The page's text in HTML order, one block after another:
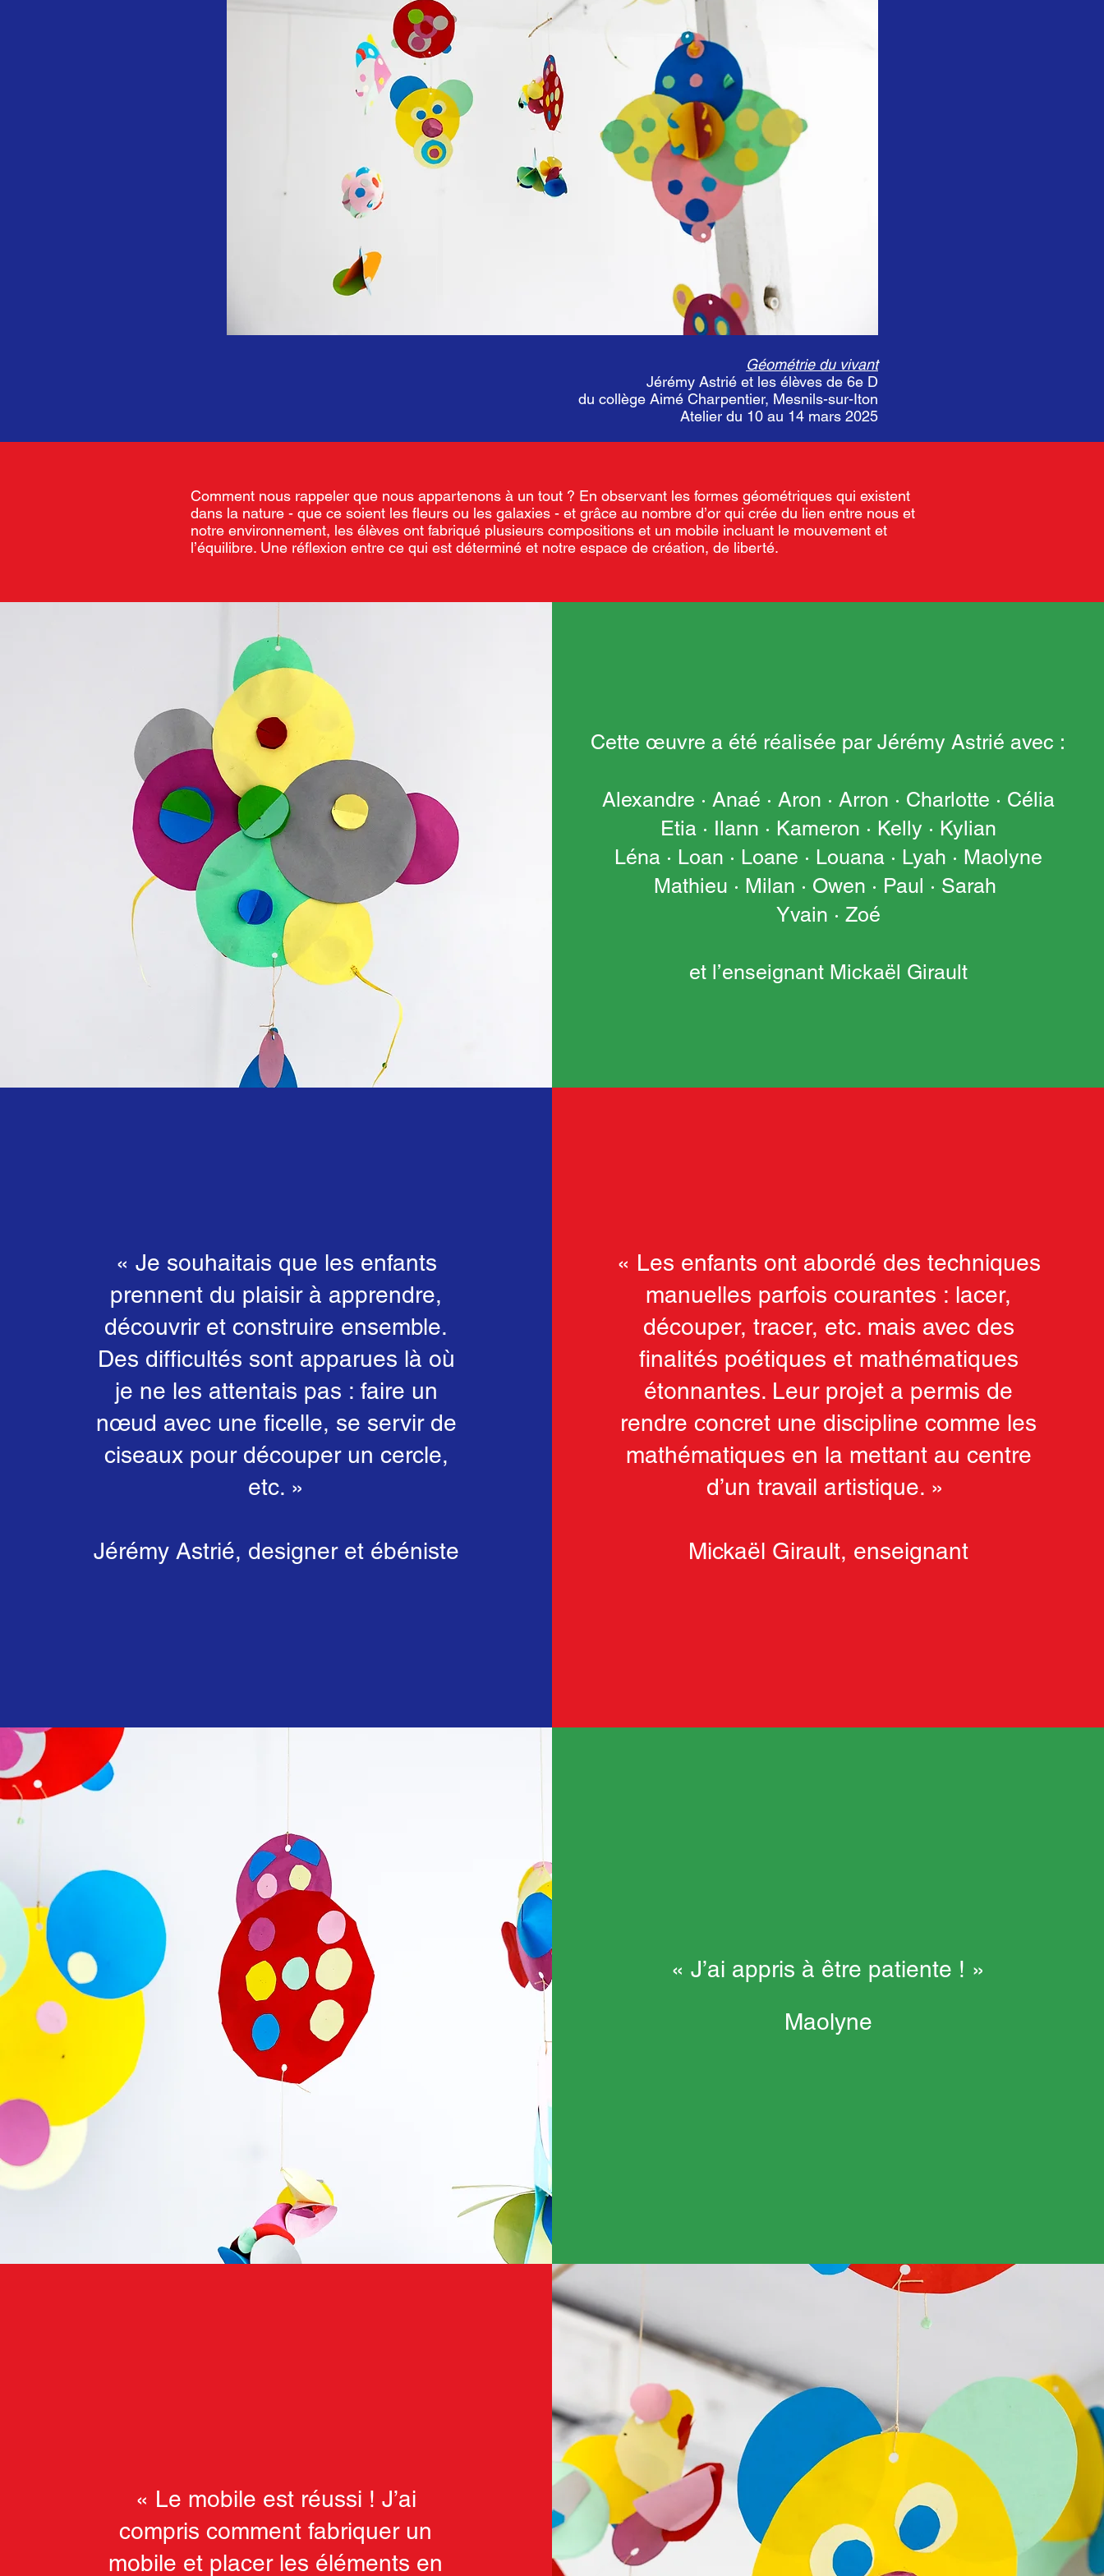
Géométrie du vivant
Jérémy Astrié et les élèves de 6e D
du collège Aimé Charpentier, Mesnils-sur-Iton
Atelier du 10 au 14 mars 2025
Comment nous rappeler que nous appartenons à un tout ? En observant les formes géométriques qui existent
dans la nature - que ce soient les fleurs ou les galaxies - et grâce au nombre d’or qui crée du lien entre nous et
notre environnement, les élèves ont fabriqué plusieurs compositions et un mobile incluant le mouvement et
l’équilibre. Une réflexion entre ce qui est déterminé et notre espace de création, de liberté.
Cette œuvre a été réalisée par Jérémy Astrié avec :
Alexandre · Anaé · Aron · Arron · Charlotte · Célia
Etia · Ilann · Kameron · Kelly · Kylian
Léna · Loan · Loane · Louana · Lyah · Maolyne
Mathieu · Milan · Owen · Paul · Sarah
Yvain · Zoé
et l’enseignant Mickaël Girault
« Je souhaitais que les enfants
prennent du plaisir à apprendre,
découvrir et construire ensemble.
Des difficultés sont apparues là où
je ne les attentais pas : faire un
nœud avec une ficelle, se servir de
ciseaux pour découper un cercle,
etc. »
Jérémy Astrié, designer et ébéniste
« Les enfants ont abordé des techniques
manuelles parfois courantes : lacer,
découper, tracer, etc. mais avec des
finalités poétiques et mathématiques
étonnantes. Leur projet a permis de
rendre concret une discipline comme les
mathématiques en la mettant au centre
d’un travail artistique. »
Mickaël Girault, enseignant
« J’ai appris à être patiente ! »
Maolyne
« Le mobile est réussi ! J’ai
compris comment fabriquer un
mobile et placer les éléments en